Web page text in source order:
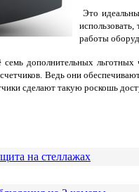
Это
работы
дополнительных
Ведь они
сделают такую роскошь
на стеллажах